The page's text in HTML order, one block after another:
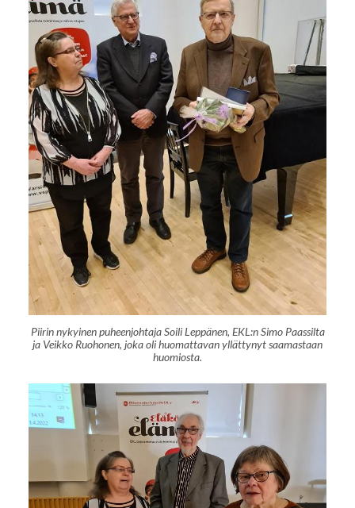
Piirin nykyinen puheenjohtaja Soili Leppänen, EKL:n Simo Paassilta
ja Veikko Ruohonen, joka oli huomattavan yllättynyt saamastaan
huomiosta.